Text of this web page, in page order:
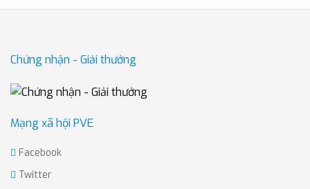
Chứng nhận - Giải thưởng
Mạng xã hội PVE
Facebook
Twitter